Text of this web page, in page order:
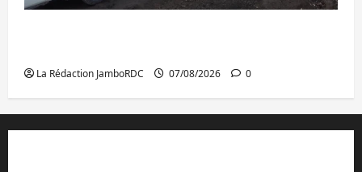
La Rédaction JamboRDC 07/08/2026 0